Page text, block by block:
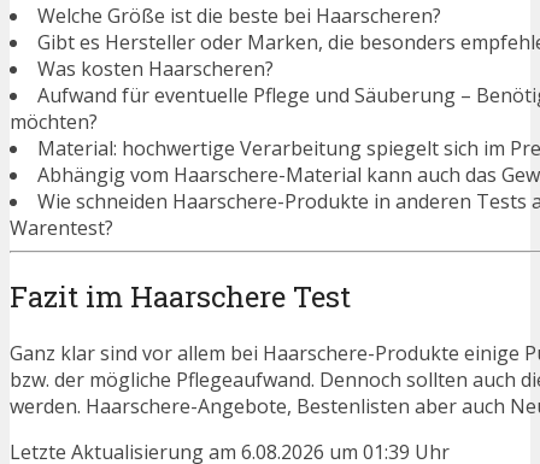
Welche Größe ist die beste bei Haarscheren?
Gibt es Hersteller oder Marken, die besonders
Was kosten Haarscheren?
Aufwand für eventuelle Pflege und Säuberung –
möchten?
Material: hochwertige Verarbeitung spiegelt sich im
Abhängig vom Haarschere-Material kann auch das
Wie schneiden Haarschere-Produkte in anderen
Warentest?
Fazit im Haarschere Test
Ganz klar sind vor allem bei Haarschere-Produkte einige
bzw. der mögliche Pflegeaufwand. Dennoch sollten auch
werden. Haarschere-Angebote, Bestenlisten aber auch
Letzte Aktualisierung am 6.08.2026 um 01:39 Uhr